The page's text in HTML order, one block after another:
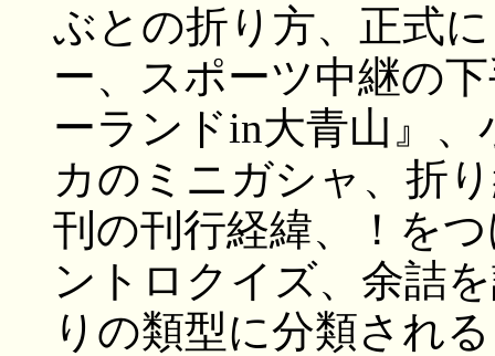
ぶとの折り方、正式
ー、スポーツ中継の
ーランドin大青山』
カのミニガシャ、折
刊の刊行経緯、！を
ントロクイズ、余詰
りの類型に分類され